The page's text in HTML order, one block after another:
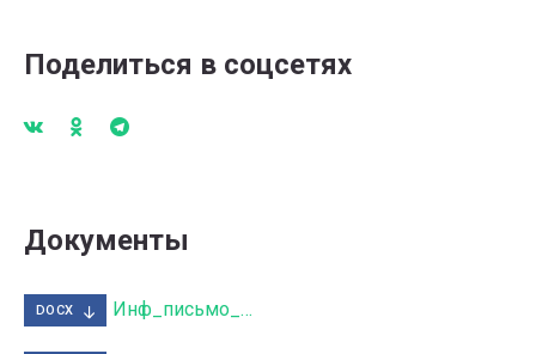
Поделиться в соцсетях
Документы
DOCX Инф_письмо_повыш_стип_2020-21.docx